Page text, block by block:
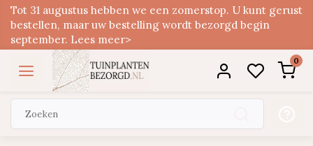
Tot 31 augustus hebben we een zomerstop. U kunt gerust
bestellen, maar uw bestelling wordt bezorgd begin
september. Lees meer>
0